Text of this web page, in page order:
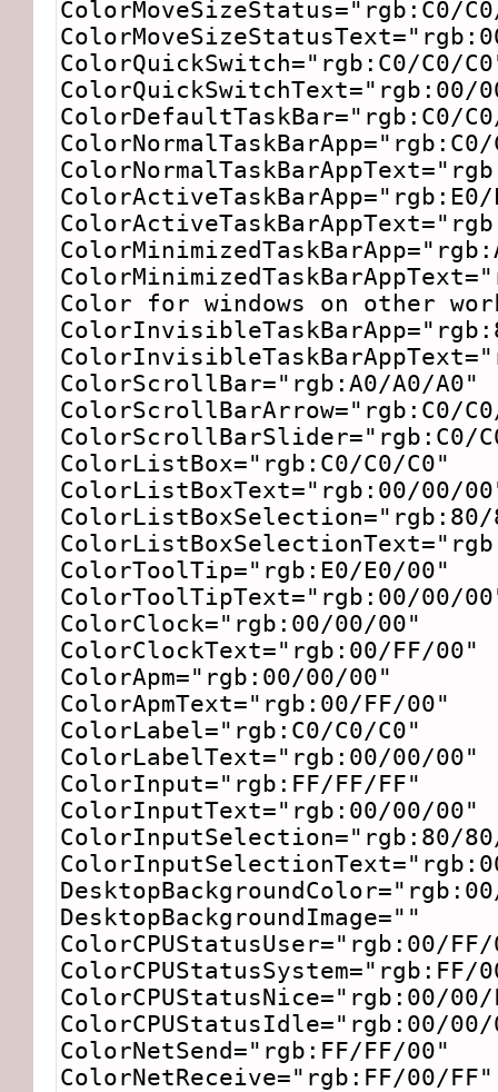
ColorMoveSizeStatus="rgb:C0/
ColorQuickSwitch="rgb:C0/C0/
ColorQuickSwitchText="rgb:00/
ColorDefaultTaskBar="rgb:C0/
ColorNormalTaskBarApp="rgb:C0/
ColorActiveTaskBarApp="rgb:E0/
Color for windows on other
ColorScrollBar="rgb:A0/A0/A0"
ColorScrollBarArrow="rgb:C0/
ColorScrollBarSlider="rgb:C0/
ColorListBox="rgb:C0/C0/C0"
ColorListBoxText="rgb:00/00/
ColorListBoxSelection="rgb:80/
ColorToolTip="rgb:E0/E0/00"
ColorToolTipText="rgb:00/00/
ColorClock="rgb:00/00/00"
ColorClockText="rgb:00/FF/00"
ColorApm="rgb:00/00/00"
ColorApmText="rgb:00/FF/00"
ColorLabel="rgb:C0/C0/C0"
ColorLabelText="rgb:00/00/00"
ColorInput="rgb:FF/FF/FF"
ColorInputText="rgb:00/00/00"
ColorInputSelection="rgb:80/
DesktopBackgroundImage=""
ColorCPUStatusUser="rgb:00/
ColorCPUStatusSystem="rgb:FF/
ColorCPUStatusNice="rgb:00/00/
ColorCPUStatusIdle="rgb:00/
ColorNetSend="rgb:FF/FF/00"
ColorNetReceive="rgb:FF/00/FF"